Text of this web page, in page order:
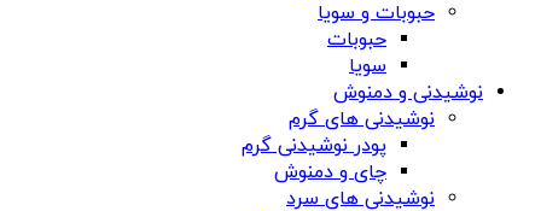
حبوبات و سویا
حبوبات
سویا
نوشیدنی و دمنوش
نوشیدنی های گرم
پودر نوشیدنی گرم
چای و دمنوش
نوشیدنی های سرد